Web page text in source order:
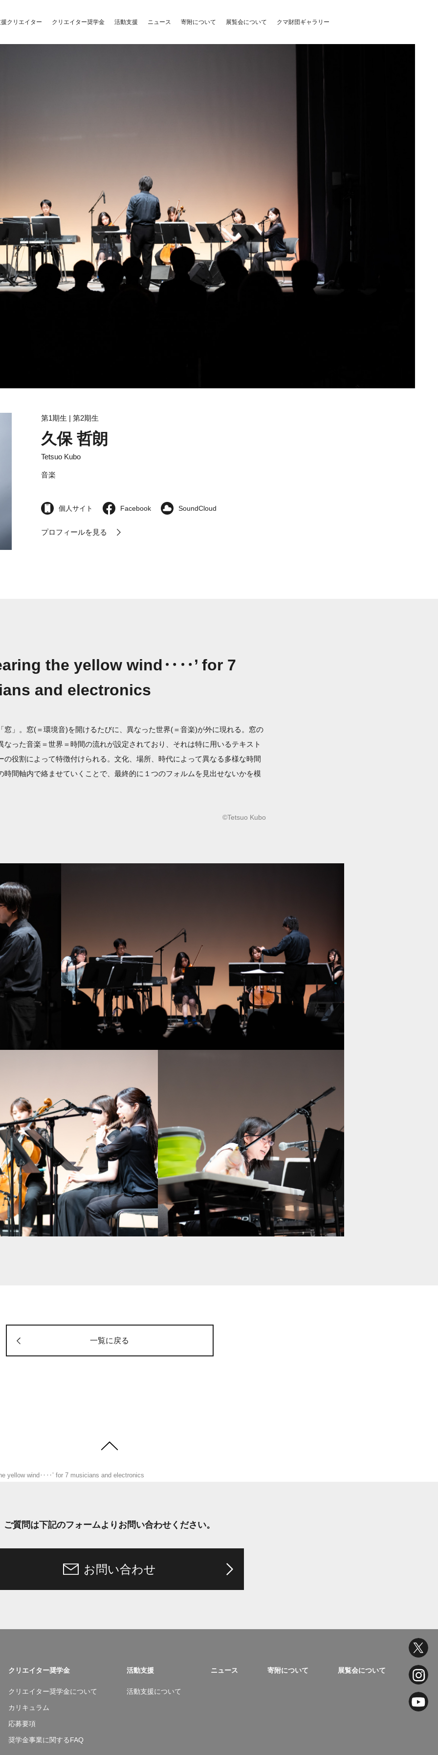
クリエイター クリエイター奨学金 活動支援 ニュース 寄附について 展覧会について クマ財団ギャラリー
第1期生 | 第2期生
久保 哲朗
Tetsuo Kubo
音楽
個人サイト Facebook SoundCloud
プロフィールを見る
the yellow wind‥‥’ for 7
and electronics
窓」。窓(＝環境音)を開けるたびに、異なった世界(＝音楽)が外に現れる。窓の
なった音楽＝世界＝時間の流れが設定されており、それは特に用いるテキスト
の役割によって特徴付けられる。文化、場所、時代によって異なる多様な時間
時間軸内で絡ませていくことで、最終的に１つのフォルムを見出せないかを模
©Tetsuo Kubo
一覧に戻る
yellow wind‥‥’ for 7 musicians and electronics
ご質問は下記のフォームより お問い合わせください。
お問い合わせ
クリエイター奨学金
クリエイター奨学金について
カリキュラム
応募要項
奨学金事業に関するFAQ
活動支援
活動支援について
ニュース 寄附について 展覧会について